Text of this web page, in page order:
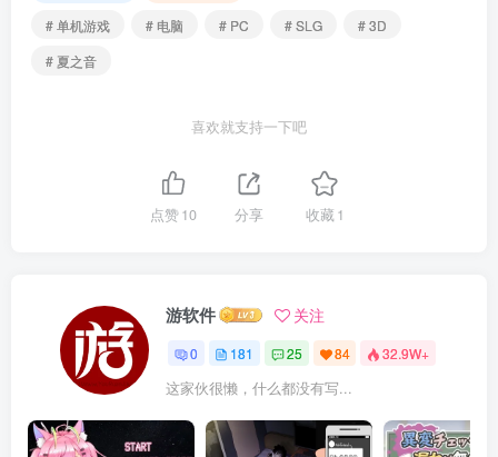
# 单机游戏
# 电脑 # PC # SLG
# 3D
# 夏之音
喜欢就支持一下吧
点赞10 分享 收藏1
游软件 关注
0 181 25 84 32.9W+
这家伙很懒，什么都没有写...